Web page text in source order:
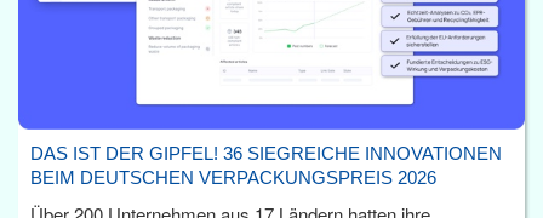
DAS IST DER GIPFEL! 36 SIEGREICHE INNOVATIONEN
BEIM DEUTSCHEN VERPACKUNGSPREIS 2026